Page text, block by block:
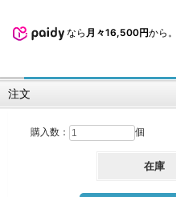
なら 月々16,500円から
注文
購入数： 個
在庫